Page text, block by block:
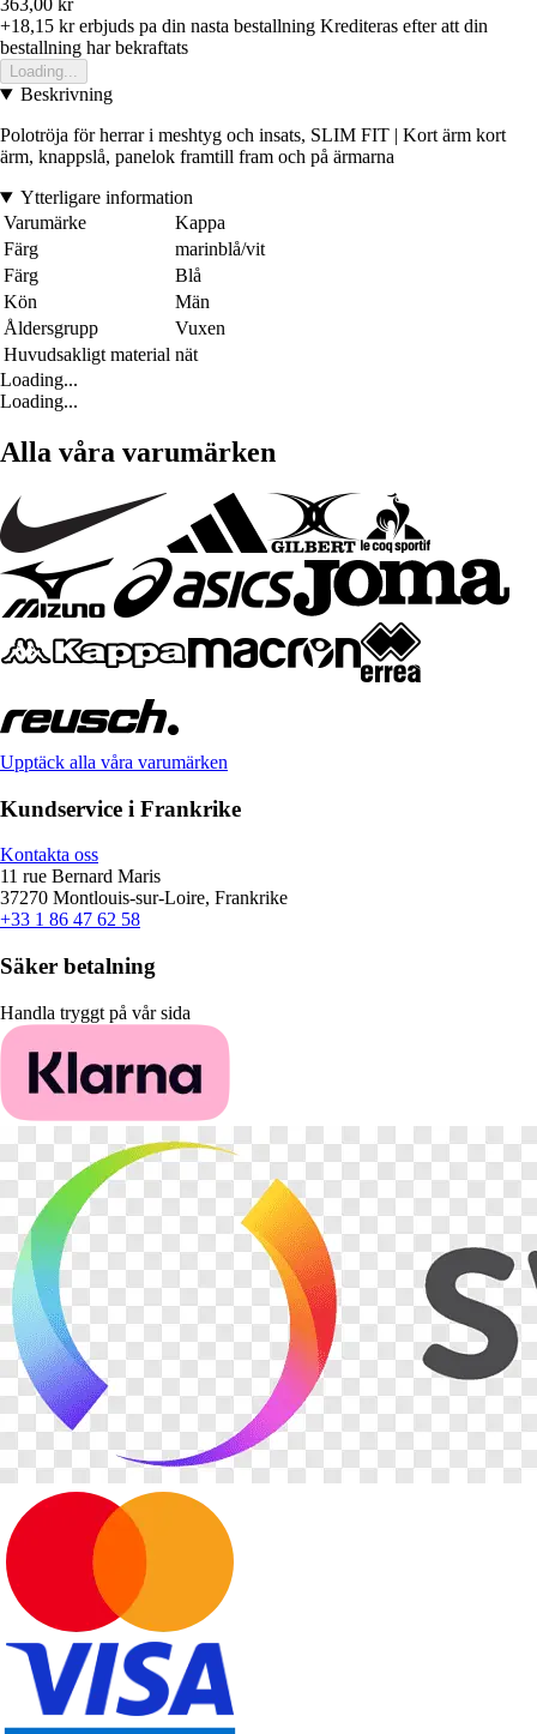
363,00 kr
+18,15 krerbjuds pa din nasta bestallning Krediteras efter att din
bestallning har bekraftats
Loading...
Beskrivning
Polotröja för herrar i meshtyg och insats, SLIM FIT | Kort ärm kort
ärm, knappslå, panelok framtill fram och på ärmarna
Ytterligare information
Varumärke
Kappa
Färg
marinblå/vit
Färg
Blå
Kön
Män
Åldersgrupp
Vuxen
Huvudsakligt material nät
Loading...
Loading...
Alla våra varumärken
Upptäck alla våra varumärken
Kundservice i Frankrike
Kontakta oss
11 rue Bernard Maris
37270 Montlouis-sur-Loire, Frankrike
+33 1 86 47 62 58
Säker betalning
Handla tryggt på vår sida